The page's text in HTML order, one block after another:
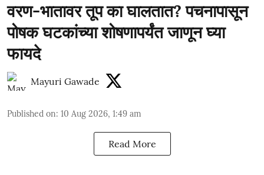
वरण-भातावर तूप का घालतात? पचनापासून
पोषक घटकांच्या शोषणापर्यंत जाणून घ्या
फायदे
Mayuri Gawade
Published on: 10 Aug 2026, 1:49 am
Read More